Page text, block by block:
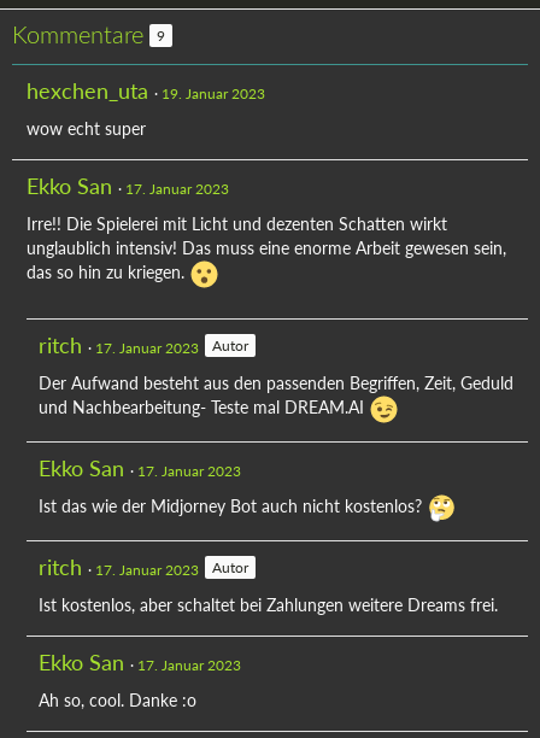
Kommentare 9
hexchen_uta 19. Januar 2023
wow echt super
Ekko San 17. Januar 2023
Irre!! Die Spielerei mit Licht und dezenten Schatten wirkt
unglaublich intensiv! Das muss eine enorme Arbeit gewesen sein,
das so hin zu kriegen.
ritch 17. Januar 2023 Autor
Der Aufwand besteht aus den passenden Begriffen, Zeit, Geduld
und Nachbearbeitung- Teste mal DREAM.AI
Ekko San 17. Januar 2023
Ist das wie der Midjorney Bot auch nicht kostenlos?
ritch 17. Januar 2023 Autor
Ist kostenlos, aber schaltet bei Zahlungen weitere Dreams frei.
Ekko San 17. Januar 2023
Ah so, cool. Danke :o